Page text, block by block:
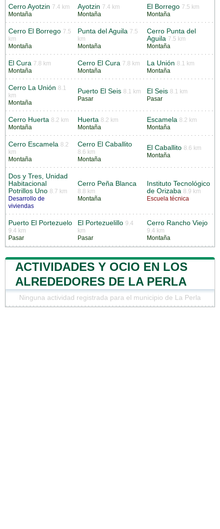
Cerro Ayotzin 7.4 km
Montaña
Ayotzin 7.4 km
Montaña
El Borrego 7.5 km
Montaña
Cerro El Borrego 7.5
km
Montaña
Punta del Aguila 7.5
km
Montaña
Cerro Punta del
Aguila 7.5 km
Montaña
El Cura 7.8 km
Montaña
Cerro El Cura 7.8 km
Montaña
La Unión 8.1 km
Montaña
Cerro La Unión 8.1
km
Montaña
Puerto El Seis 8.1 km
Pasar
El Seis 8.1 km
Pasar
Cerro Huerta 8.2 km
Montaña
Huerta 8.2 km
Montaña
Escamela 8.2 km
Montaña
Cerro Escamela 8.2
km
Montaña
Cerro El Caballito
8.6 km
Montaña
El Caballito 8.6 km
Montaña
Dos y Tres, Unidad
Habitacional
Potrillos Uno 8.7 km
Desarrollo de
viviendas
Cerro Peña Blanca
8.8 km
Montaña
Instituto Tecnológico
de Orizaba 8.9 km
Escuela técnica
Puerto El Portezuelo
9.4 km
Pasar
El Portezuelillo 9.4
km
Pasar
Cerro Rancho Viejo
9.4 km
Montaña
ACTIVIDADES Y OCIO EN LOS
ALREDEDORES DE LA PERLA
Ninguna actividad registrada para el municipio de La Perla